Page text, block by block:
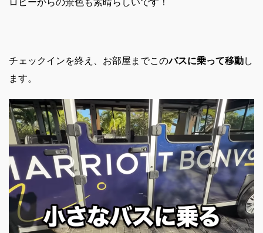
ロビーからの景色も素晴らしいです！
チェックインを終え、お部屋までこのバスに乗って移動し
ます。